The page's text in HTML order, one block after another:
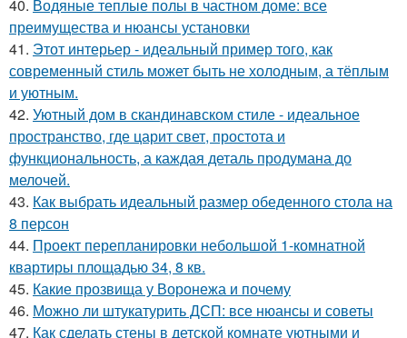
40. Водяные теплые полы в частном доме: все
преимущества и нюансы установки
41. Этот интерьер - идеальный пример того, как
современный стиль может быть не холодным, а тёплым
и уютным.
42. Уютный дом в скандинавском стиле - идеальное
пространство, где царит свет, простота и
функциональность, а каждая деталь продумана до
мелочей.
43. Как выбрать идеальный размер обеденного стола на
8 персон
44. Проект перепланировки небольшой 1-комнатной
квартиры площадью 34, 8 кв.
45. Какие прозвища у Воронежа и почему
46. Можно ли штукатурить ДСП: все нюансы и советы
47. Как сделать стены в детской комнате уютными и